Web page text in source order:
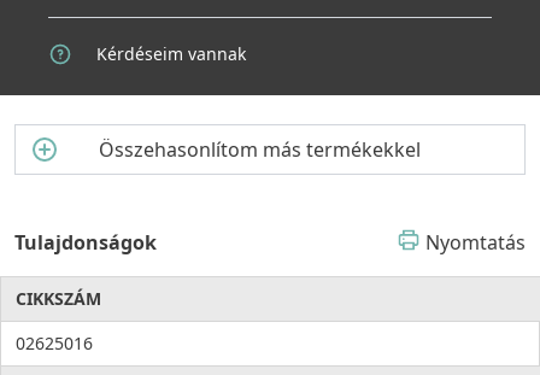
Kérdéseim vannak
Összehasonlítom más termékekkel
Tulajdonságok Nyomtatás
CIKKSZÁM
02625016